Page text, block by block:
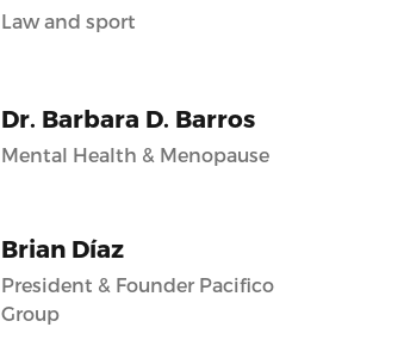
Law and sport
Dr. Barbara D. Barros
Mental Health & Menopause
Brian Díaz
President & Founder Pacifico
Group